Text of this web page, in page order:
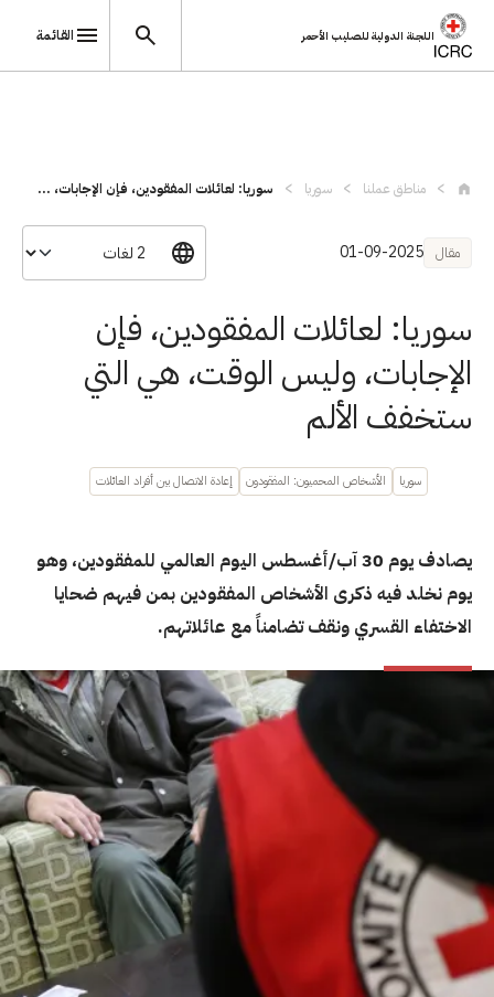
اللجنة الدولية للصليب الأحمر القائمة
مناطق عملنا سوريا سوريا: لعائلات المفقودين، فإن الإجابات، ...
مقال 01-09-2025
سوريا: لعائلات المفقودين، فإن
الإجابات، وليس الوقت، هي التي
ستخفف الألم
سوريا الأشخاص المحميون: المفقودون إعادة الاتصال بين أفراد العائلات
يصادف يوم 30 آب/أغسطس اليوم العالمي للمفقودين
، وهو
يوم نخلد فيه ذكرى الأشخاص المفقودين بمن فيهم ضحايا
الاختفاء القسري ونقف تضامناً مع عائلاتهم.